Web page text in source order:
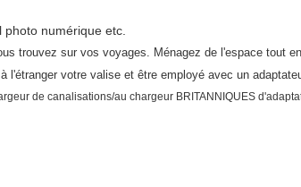
numérique etc.
trouvez sur vos voyages. Ménagez de l'espace tout
votre valise et être employé avec un
de canalisations/au chargeur BRITANNIQUES